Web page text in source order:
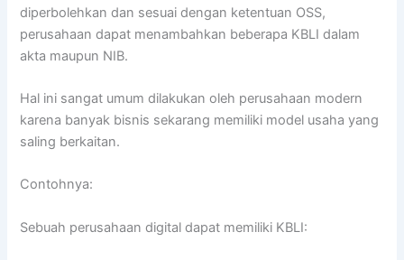
diperbolehkan dan sesuai dengan ketentuan OSS,
perusahaan dapat menambahkan beberapa KBLI dalam
akta maupun NIB.
Hal ini sangat umum dilakukan oleh perusahaan modern
karena banyak bisnis sekarang memiliki model usaha yang
saling berkaitan.
Contohnya:
Sebuah perusahaan digital dapat memiliki KBLI: